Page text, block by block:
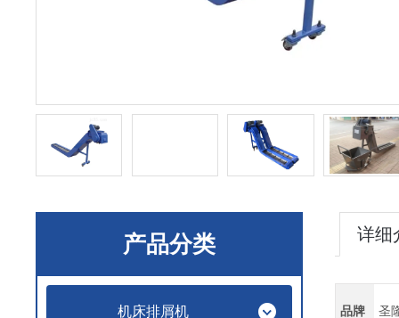
产品分类
机床排屑机
详细
品牌 圣